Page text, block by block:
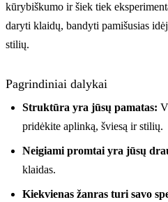
kūrybiškumo ir šiek tiek
daryti klaidų, bandyti pamišusias
stilių.
Pagrindiniai dalykai
Struktūra yra jūsų pamatas:
pridėkite aplinką, šviesą ir stilių.
Neigiami promtai yra jūsų
klaidas.
Kiekvienas žanras turi savo